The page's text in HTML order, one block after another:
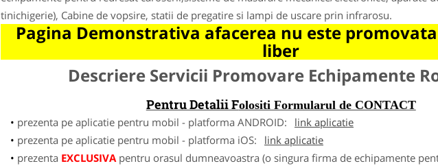
tinichigerie), Cabine de vopsire, statii de pregatire si lampi de uscare prin infrarosu.
Pagina Demonstrativa afacerea nu este
liber
Descriere Servicii Promovare Echipamente
Pentru Detalii Folositi Formularul de CONTACT
prezenta pe aplicatie pentru mobil - platforma ANDROID:
link aplicatie
prezenta pe aplicatie pentru mobil - platforma iOS:
link aplicatie
prezenta EXCLUSIVApentru orasul dumneavoastra (o singura firma de echipamente